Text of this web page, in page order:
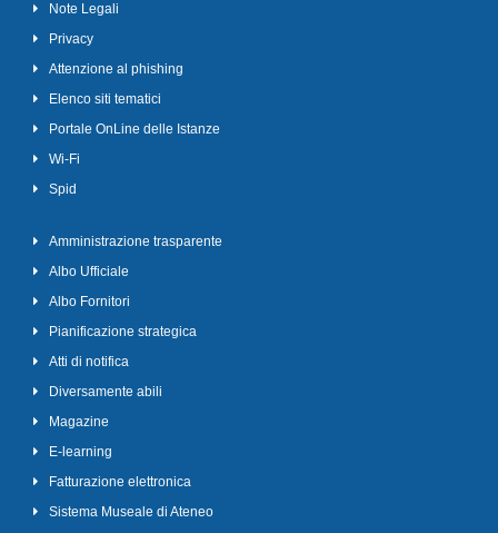
Note Legali
Privacy
Attenzione al phishing
Elenco siti tematici
Portale OnLine delle Istanze
Wi-Fi
Spid
Amministrazione trasparente
Albo Ufficiale
Albo Fornitori
Pianificazione strategica
Atti di notifica
Diversamente abili
Magazine
E-learning
Fatturazione elettronica
Sistema Museale di Ateneo